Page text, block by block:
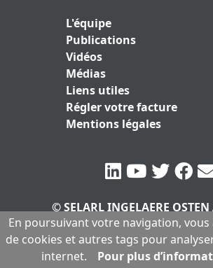
L'équipe
Publications
Vidéos
Médias
Liens utiles
Régler votre facture
Mentions légales
© SELARL INGELAERE
SERLARL au capital de
Mentions légales
En poursuivant votre navigation,
de cookies et autres tags pour
internet.
Pour plus